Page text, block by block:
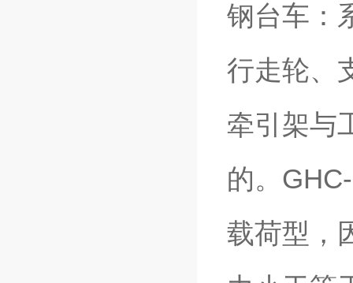
钢台车：
行走轮、
牵引架与
的。
载荷型，